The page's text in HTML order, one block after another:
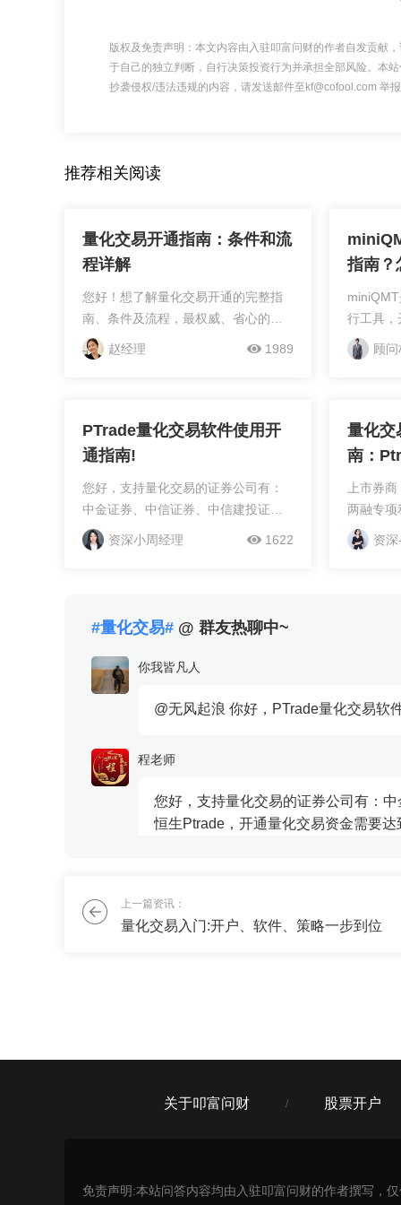
版权及免责声明：本文内容由入驻叩富问财的作者自发贡献
于自己的独立判断，自行决策投资行为并承担全部风险。本
抄袭侵权/违法违规的内容，请发送邮件至kf@cofool.com 举
推荐相关阅读
量化交易开通指南：条件和流
程详解
您好！想了解量化交易开通的完整指
南、条件及流程，最权威、省心的方
式是关注「金财牛」公众号并对接我
这位专业券商客户经理！金财牛是合
商...
赵经理 1989
指南？
行工具，
商。目
证券等
顾问
PTrade量化交易软件使用开
通指南!
您好，支持量化交易的证券公司有：
中金证券、中信证券、中信建投证券
等等，主流的是迅投QMT和恒生
Ptrade，开通量化交易资金需要达到
资深小周经理 1622
量化交
南：
上市券
两融专项
（ETF/
可低至
作为市场
资
#量化交易# @ 群友热聊中~
你我皆凡人
@无风起浪 你好，PTrade量化交易软
程老师
您好，支持量化交易的证券公司有：
恒生Ptrade，开通量化交易资金需要
有没有什么复利增长的好办法，最好
上一篇资讯：
量化交易入门:开户、软件、策略一步到位
关于叩富问财 / 股票开户
免责声明:本站问答内容均由入驻叩富问财的作者撰写，